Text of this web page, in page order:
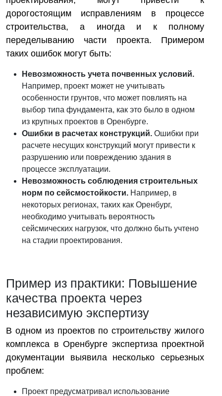
дорогостоящим исправлениям в процессе
строительства, а иногда и к полному
переделыванию части проекта. Примером
таких ошибок могут быть:
Невозможность учета почвенных условий.
Например, проект может не учитывать
особенности грунтов, что может повлиять на
выбор типа фундамента, как это было в одном
из крупных проектов в Оренбурге.
Ошибки в расчетах конструкций. Ошибки при
расчете несущих конструкций могут привести к
разрушению или повреждению здания в
процессе эксплуатации.
Невозможность соблюдения строительных
норм по сейсмостойкости. Например, в
некоторых регионах, таких как Оренбург,
необходимо учитывать вероятность
сейсмических нагрузок, что должно быть учтено
на стадии проектирования.
Пример из практики: Повышение
качества проекта через
независимую экспертизу
В одном из проектов по строительству жилого
комплекса в Оренбурге экспертиза проектной
документации выявила несколько серьезных
проблем:
Проект предусматривал использование